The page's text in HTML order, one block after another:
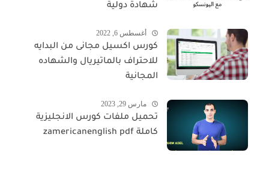
شهادة دولية
أغسطس 6, 2022
كورس اكسيل مجانى من البدايه
للاحتراف بالماتيريال والشهاده
المجانية
مارس 29, 2023
تحميل ملفات كورس الانجليزية
كاملة zamericanenglish pdf